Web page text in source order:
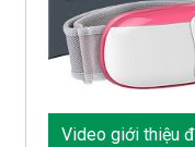
Video giới thiệu